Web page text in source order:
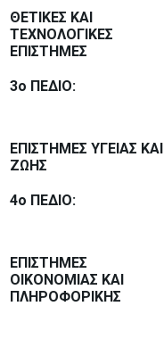
ΘΕΤΙΚΕΣ ΚΑΙ
ΤΕΧΝΟΛΟΓΙΚΕΣ
ΕΠΙΣΤΗΜΕΣ
3ο ΠΕΔΙΟ:
ΕΠΙΣΤΗΜΕΣ ΥΓΕΙΑΣ ΚΑΙ
ΖΩΗΣ
4ο ΠΕΔΙΟ:
ΕΠΙΣΤΗΜΕΣ
ΟΙΚΟΝΟΜΙΑΣ ΚΑΙ
ΠΛΗΡΟΦΟΡΙΚΗΣ